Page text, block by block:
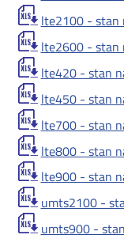
lte2100 -
lte2600 -
lte420 - stan
lte450 - stan
lte700 - stan
lte800 - stan
lte900 - stan
umts2100 -
umts900 -